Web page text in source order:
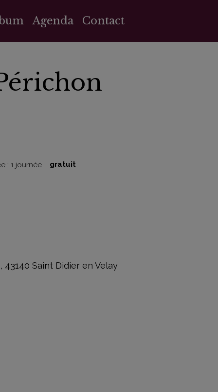
Agenda Contact
: 1 journée gratuit
Saint Didier en Velay